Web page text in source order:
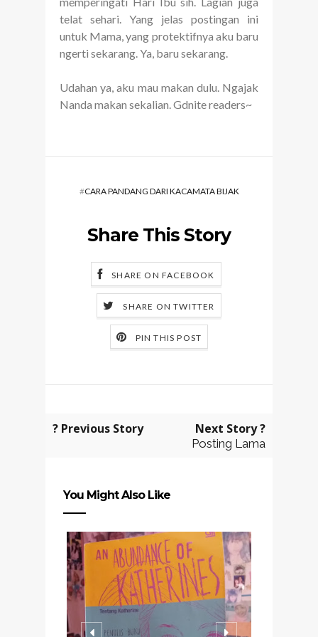
telat sehari. Yang jelas postingan ini
untuk Mama, yang protektifnya aku baru
ngerti sekarang. Ya, baru sekarang.
Udahan ya, aku mau makan dulu. Ngajak
Nanda makan sekalian. Gdnite readers~
#CARA PANDANG DARI KACAMATA BIJAK
Share This Story
SHARE ON FACEBOOK
SHARE ON TWITTER
PIN THIS POST
? Previous Story Next Story ?
Posting Lama
You Might Also Like